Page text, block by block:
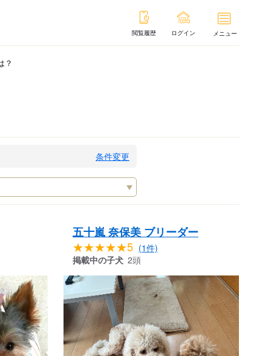
閲覧履歴 ログイン メニュー
？
条件変更
五十嵐 奈保美 ブリーダー
★★★★★5 (1件)
掲載中の子犬 2頭